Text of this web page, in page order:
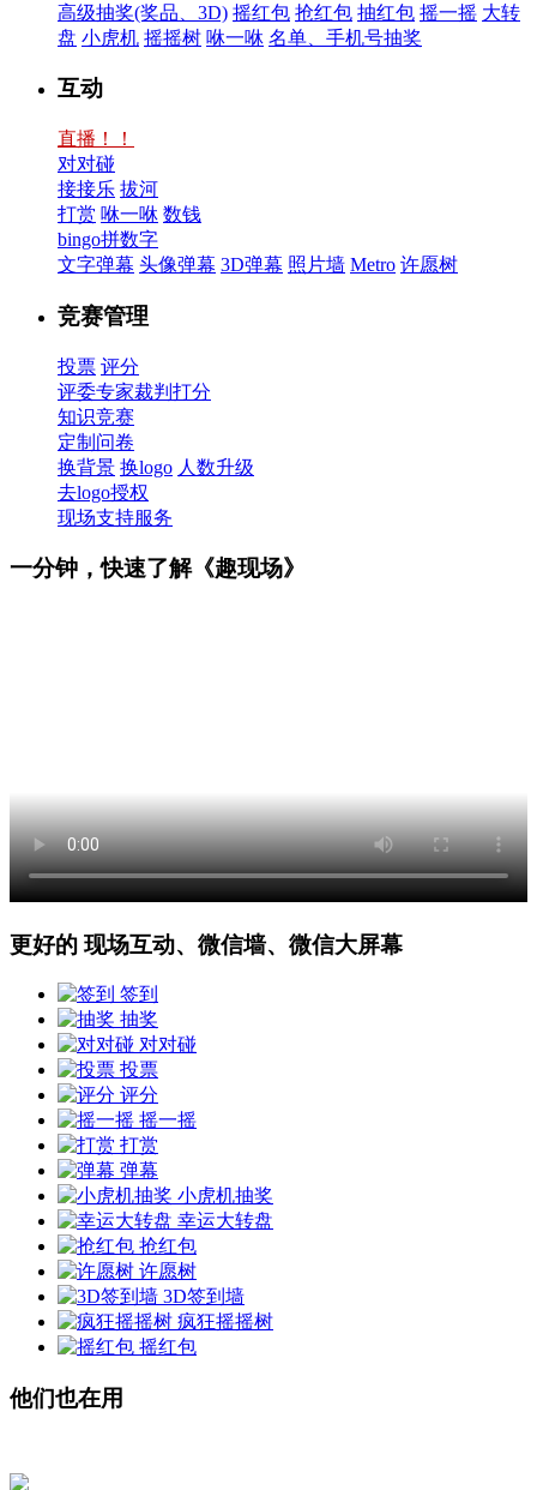
高级抽奖(奖品、3D) 摇红包 抢红包 抽红包 摇一摇 大转
盘 小虎机 摇摇树 咻一咻 名单、手机号抽奖
互动
直播！！
对对碰
接接乐 拔河
打赏 咻一咻 数钱
bingo拼数字
文字弹幕 头像弹幕 3D弹幕 照片墙 Metro 许愿树
竞赛管理
投票 评分
评委专家裁判打分
知识竞赛
定制问卷
换背景 换logo 人数升级
去logo授权
现场支持服务
一分钟，快速了解《趣现场》
更好的 现场互动、微信墙、微信大屏幕
签到
抽奖
对对碰
投票
评分
摇一摇
打赏
弹幕
小虎机抽奖
幸运大转盘
抢红包
许愿树
3D签到墙
疯狂摇摇树
摇红包
他们也在用